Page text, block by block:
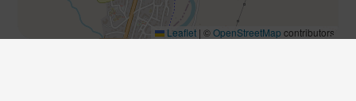
Leaflet | ©OpenStreetMap contributors